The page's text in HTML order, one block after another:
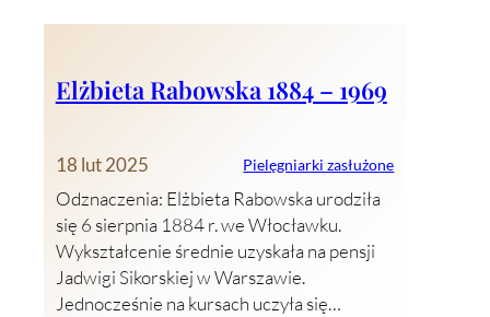
Elżbieta Rabowska 1884 – 1969
18 lut 2025 Pielęgniarki zasłużone
Odznaczenia: Elżbieta Rabowska urodziła
się 6 sierpnia 1884 r. we Włocławku.
Wykształcenie średnie uzyskała na pensji
Jadwigi Sikorskiej w Warszawie.
Jednocześnie na kursach uczyła się…